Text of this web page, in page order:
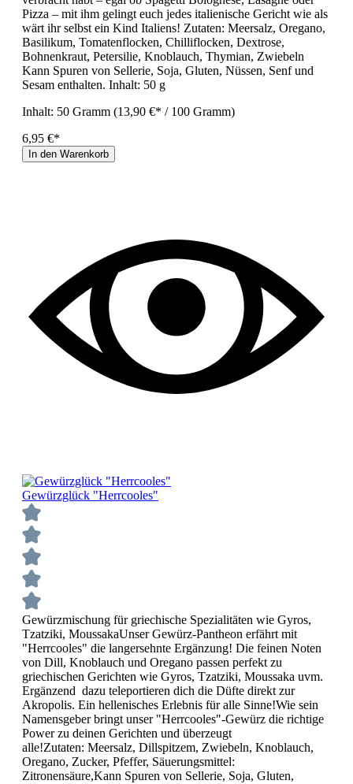
Pizza – mit ihm gelingt euch jedes italienische Gericht wie als
wärt ihr selbst ein Kind Italiens! Zutaten: Meersalz, Oregano,
Basilikum, Tomatenflocken, Chilliflocken, Dextrose,
Bohnenkraut, Petersilie, Knoblauch, Thymian, Zwiebeln
Kann Spuren von Sellerie, Soja, Gluten, Nüssen, Senf und
Sesam enthalten. Inhalt: 50 g
Inhalt: 50 Gramm (13,90 €* / 100 Gramm)
6,95 €*
In den Warenkorb
Gewürzglück "Herrcooles"
Gewürzmischung für griechische Spezialitäten wie Gyros,
Tzatziki, MoussakaUnser Gewürz-Pantheon erfährt mit
"Herrcooles" die langersehnte Ergänzung! Die feinen Noten
von Dill, Knoblauch und Oregano passen perfekt zu
griechischen Gerichten wie Gyros, Tzatziki, Moussaka uvm.
Ergänzend dazu teleportieren dich die Düfte direkt zur
Akropolis. Ein hellenisches Erlebnis für alle Sinne!Wie sein
Namensgeber bringt unser "Herrcooles"-Gewürz die richtige
Power zu deinen Gerichten und überzeugt
alle!Zutaten: Meersalz, Dillspitzem, Zwiebeln, Knoblauch,
Oregano, Zucker, Pfeffer, Säuerungsmittel:
Zitronensäure,Kann Spuren von Sellerie, Soja, Gluten,